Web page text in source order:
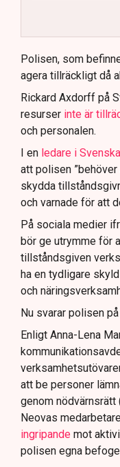
brottsmisstankar
Polisen använder
för att
Samtidigt är
att navigera
Polisen, som
agera tillräckligt då
Rickard Axdorff på
resurser inte är
och personalen.
I en ledare i
att polisen
skydda
och varnade för att
På sociala medier
bör ge utrymme för
tillståndsgiven
ha en tydligare
och
Nu svarar polisen
Enligt Anna-Lena
att be personer
genom nödvärnsrätt
Neovas
ingripande mot
polisen egna